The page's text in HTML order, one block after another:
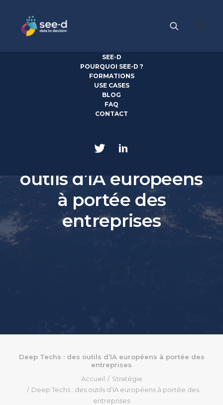
SEE-D
POURQUOI SEE-D ?
FORMATIONS
USE CASES
BLOG
FAQ
CONTACT
Deep Techs : des
outils d’IA européens
à portée des
entreprises
Deep Techs : des outils d’IA européens à portée des
entreprises
Accueil
Stratégie
Deep Techs : des outils d’IA européens à portée des
entreprises